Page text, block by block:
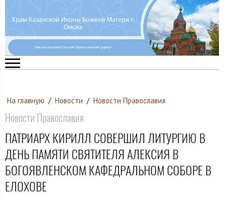
На главную / Новости / Новости Православия
Новости Православия
ПАТРИАРХ КИРИЛЛ СОВЕРШИЛ ЛИТУРГИЮ В
ДЕНЬ ПАМЯТИ СВЯТИТЕЛЯ АЛЕКСИЯ В
БОГОЯВЛЕНСКОМ КАФЕДРАЛЬНОМ СОБОРЕ В
ЕЛОХОВЕ